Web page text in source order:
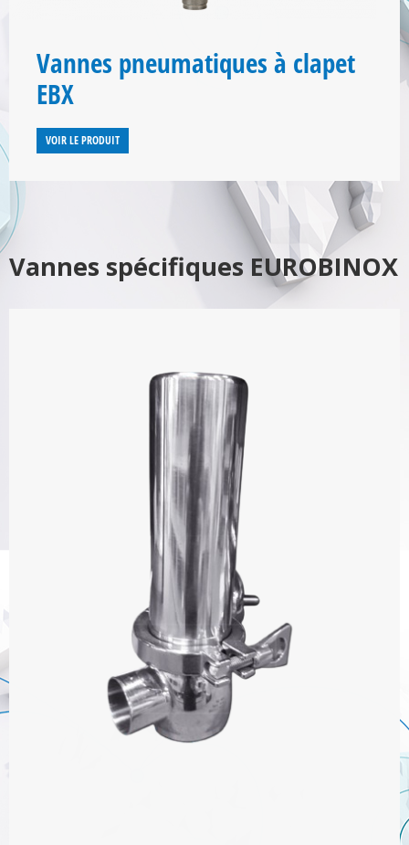
Vannes pneumatiques à clapet
EBX
VOIR LE PRODUIT
Vannes spécifiques EUROBINOX